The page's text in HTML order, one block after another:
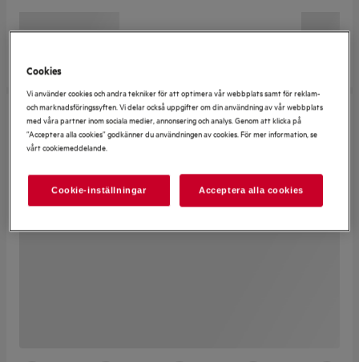
Cookies
Vi använder cookies och andra tekniker för att optimera vår webbplats samt för reklam-
och marknadsföringssyften. Vi delar också uppgifter om din användning av vår webbplats
med våra partner inom sociala medier, annonsering och analys. Genom att klicka på
”Acceptera alla cookies” godkänner du användningen av cookies. För mer information, se
vårt cookiemeddelande.
Cookie-inställningar Acceptera alla cookies